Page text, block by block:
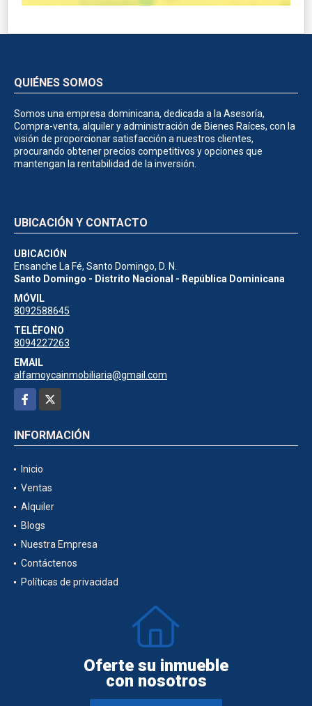
QUIÉNES SOMOS
Somos una empresa dominicana, dedicada a la Asesoría,
Compra-venta, alquiler y administración de Bienes Raíces, con la
visión de proporcionar satisfacción a nuestros clientes,
procurando obtener precios competitivos y opciones que
mantengan la rentabilidad de la inversión.
UBICACIÓN Y CONTACTO
UBICACIÓN
Ensanche La Fé, Santo Domingo, D. N.
Santo Domingo - Distrito Nacional - República Dominicana
MÓVIL
8092588645
TELÉFONO
8094227263
EMAIL
alfamoycainmobiliaria@gmail.com
Facebook
INFORMACIÓN
Inicio
Ventas
Alquiler
Blogs
Nuestra Empresa
Contáctenos
Políticas de privacidad
Oferte su inmueble
con nosotros